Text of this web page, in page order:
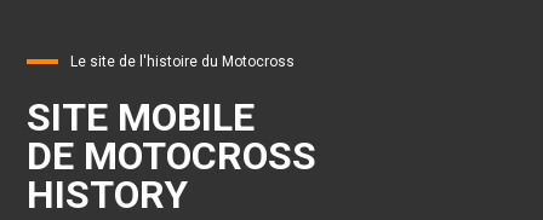
Le site de l'histoire du Motocross
SITE MOBILE
DE MOTOCROSS
HISTORY